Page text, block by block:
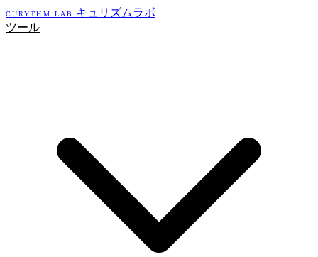
CURYTHM LAB
キュリズムラボ
ツール